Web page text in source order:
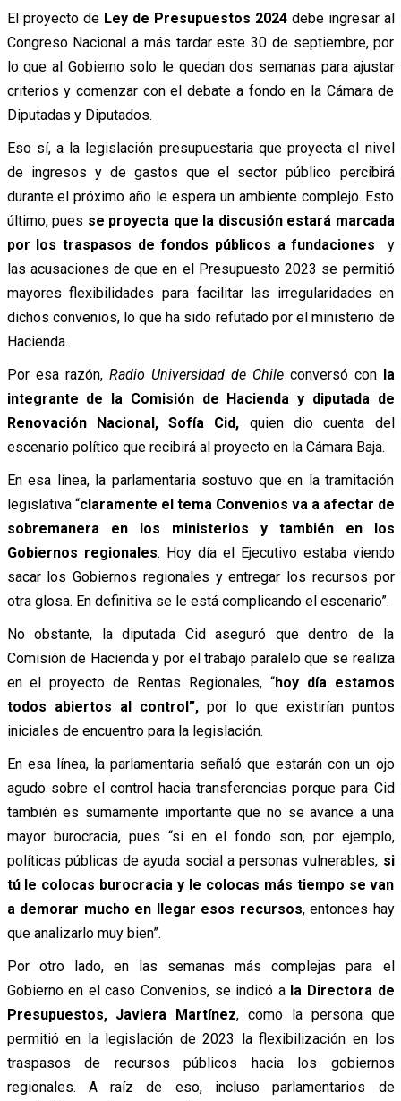
El proyecto deLey de Presupuestos 2024debe ingresar al
Congreso Nacional a más tardar este 30 de septiembre, por
lo que al Gobierno solo le quedan dos semanas para ajustar
criterios y comenzar con el debate a fondo en la Cámara de
Diputadas y Diputados.
Eso sí, a la legislación presupuestaria que proyecta el nivel
de ingresos y de gastos que el sector público percibirá
durante el próximo año le espera un ambiente complejo. Esto
último, pues se proyecta que la discusión estará marcada
por los traspasos de fondos públicos a fundaciones y
las acusaciones de que en el Presupuesto 2023 se permitió
mayores flexibilidades para facilitar las irregularidades en
dichos convenios, lo que ha sido refutado por el ministerio de
Hacienda.
Por esa razón, Radio Universidad de Chile conversó con la
integrante de la Comisión de Hacienda y diputada de
Renovación Nacional, Sofía Cid, quien dio cuenta del
escenario político que recibirá al proyecto en la Cámara Baja.
En esa línea, la parlamentaria sostuvo que en la tramitación
legislativa “claramente el tema Convenios va a afectar de
sobremanera en los ministerios y también en los
Gobiernos regionales. Hoy día el Ejecutivo estaba viendo
sacar los Gobiernos regionales y entregar los recursos por
otra glosa. En definitiva se le está complicando el escenario”.
No obstante, la diputada Cid aseguró que dentro de la
Comisión de Hacienda y por el trabajo paralelo que se realiza
en el proyecto de Rentas Regionales, “hoy día estamos
todos abiertos al control”, por lo que existirían puntos
iniciales de encuentro para la legislación.
En esa línea, la parlamentaria señaló que estarán con un ojo
agudo sobre el control hacia transferencias porque para Cid
también es sumamente importante que no se avance a una
mayor burocracia, pues “si en el fondo son, por ejemplo,
políticas públicas de ayuda social a personas vulnerables, si
tú le colocas burocracia y le colocas más tiempo se van
a demorar mucho en llegar esos recursos, entonces hay
que analizarlo muy bien”.
Por otro lado, en las semanas más complejas para el
Gobierno en el caso Convenios, se indicó a la Directora de
Presupuestos, Javiera Martínez, como la persona que
permitió en la legislación de 2023 la flexibilización en los
traspasos de recursos públicos hacia los gobiernos
regionales. A raíz de eso, incluso parlamentarios de